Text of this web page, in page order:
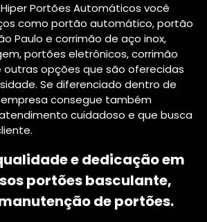
Portões Automáticos você
como portão automático, portão
Paulo e corrimão de aço inox,
portões eletrônicos, corrimão
outras opções que são oferecidas
Se diferenciado dentro de
consegue também
cuidadoso e que busca
e dedicação em
portões basculante,
de portões.